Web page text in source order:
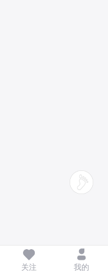
关注 我的